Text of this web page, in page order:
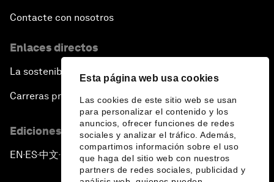
Esta página web usa cookies
Las cookies de este sitio web se usan
para personalizar el contenido y los
anuncios, ofrecer funciones de redes
sociales y analizar el tráfico. Además,
compartimos información sobre el uso
que haga del sitio web con nuestros
partners de redes sociales, publicidad y
Contacte con nosotros
Enlaces directos
La sostenibilidad en el Foro
Carreras profesionales
Ediciones en otros idiomas
EN ▪ ES▪中文▪ 日本語